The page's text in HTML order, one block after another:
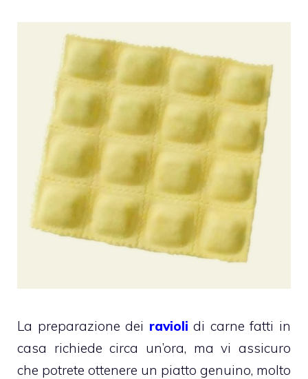
La preparazione dei ravioli di carne fatti in
casa richiede circa un’ora, ma vi assicuro
che potrete ottenere un piatto genuino, molto